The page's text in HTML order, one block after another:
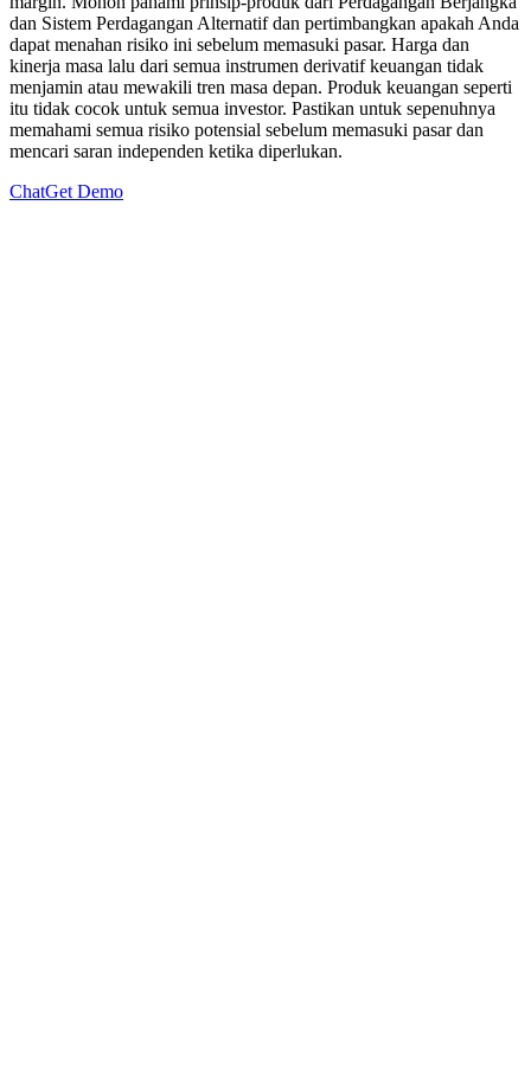
dan Sistem Perdagangan Alternatif dan pertimbangkan apakah Anda
dapat menahan risiko ini sebelum memasuki pasar. Harga dan
kinerja masa lalu dari semua instrumen derivatif keuangan tidak
menjamin atau mewakili tren masa depan. Produk keuangan seperti
itu tidak cocok untuk semua investor. Pastikan untuk sepenuhnya
memahami semua risiko potensial sebelum memasuki pasar dan
mencari saran independen ketika diperlukan.
ChatGet Demo